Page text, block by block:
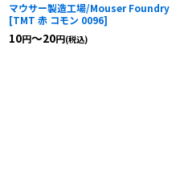
マウサー製造工場/Mouser Foundry
[TMT 赤 コモン 0096]
10円～20円(税込)